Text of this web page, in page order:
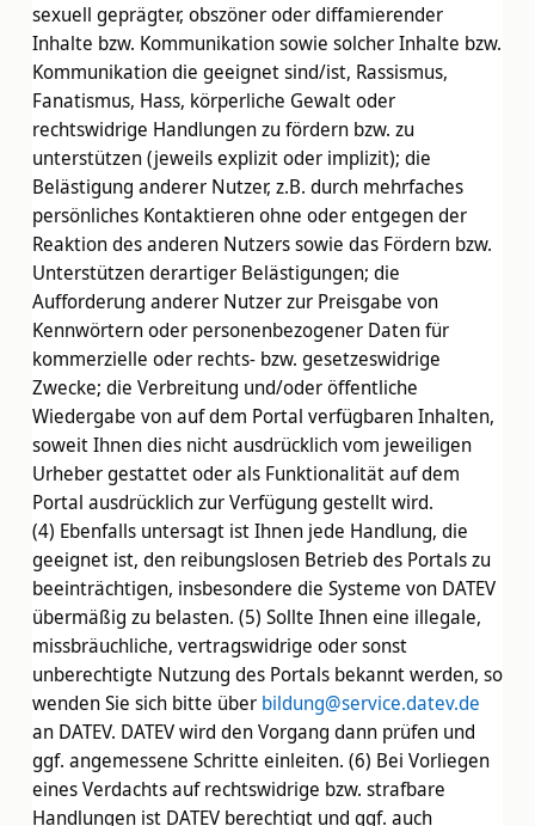
sexuell geprägter, obszöner oder diffamierender
Inhalte bzw. Kommunikation sowie solcher Inhalte bzw.
Kommunikation die geeignet sind/ist, Rassismus,
Fanatismus, Hass, körperliche Gewalt oder
rechtswidrige Handlungen zu fördern bzw. zu
unterstützen (jeweils explizit oder implizit); die
Belästigung anderer Nutzer, z.B. durch mehrfaches
persönliches Kontaktieren ohne oder entgegen der
Reaktion des anderen Nutzers sowie das Fördern bzw.
Unterstützen derartiger Belästigungen; die
Aufforderung anderer Nutzer zur Preisgabe von
Kennwörtern oder personenbezogener Daten für
kommerzielle oder rechts- bzw. gesetzeswidrige
Zwecke; die Verbreitung und/oder öffentliche
Wiedergabe von auf dem Portal verfügbaren Inhalten,
soweit Ihnen dies nicht ausdrücklich vom jeweiligen
Urheber gestattet oder als Funktionalität auf dem
Portal ausdrücklich zur Verfügung gestellt wird.
(4) Ebenfalls untersagt ist Ihnen jede Handlung, die
geeignet ist, den reibungslosen Betrieb des Portals zu
beeinträchtigen, insbesondere die Systeme von DATEV
übermäßig zu belasten. (5) Sollte Ihnen eine illegale,
missbräuchliche, vertragswidrige oder sonst
unberechtigte Nutzung des Portals bekannt werden, so
wenden Sie sich bitte über bildung@service.datev.de
an DATEV. DATEV wird den Vorgang dann prüfen und
ggf. angemessene Schritte einleiten. (6) Bei Vorliegen
eines Verdachts auf rechtswidrige bzw. strafbare
Handlungen ist DATEV berechtigt und ggf. auch